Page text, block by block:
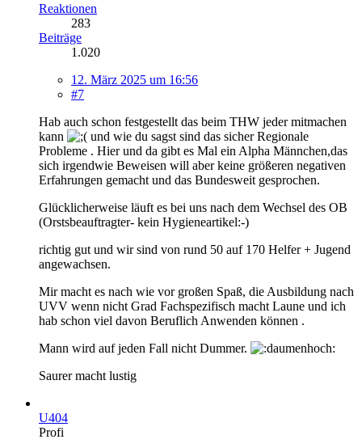
Reaktionen
283
Beiträge
1.020
12. März 2025 um 16:56
#7
Hab auch schon festgestellt das beim THW jeder mitmachen
kann
und wie du sagst sind das sicher Regionale
Probleme . Hier und da gibt es Mal ein Alpha Männchen,das
sich irgendwie Beweisen will aber keine größeren negativen
Erfahrungen gemacht und das Bundesweit gesprochen.
Glücklicherweise läuft es bei uns nach dem Wechsel des OB
(Orstsbeauftragter- kein Hygieneartikel:-)
richtig gut und wir sind von rund 50 auf 170 Helfer + Jugend
angewachsen.
Mir macht es nach wie vor großen Spaß, die Ausbildung nach
UVV wenn nicht Grad Fachspezifisch macht Laune und ich
hab schon viel davon Beruflich Anwenden können .
Mann wird auf jeden Fall nicht Dummer.
Saurer macht lustig
U404
Profi